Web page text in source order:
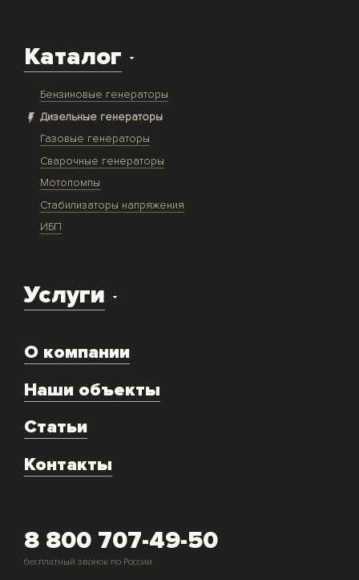
Каталог
Бензиновые генераторы
Дизельные генераторы
Газовые генераторы
Сварочные генераторы
Мотопомпы
Стабилизаторы напряжения
ИБП
Услуги
Экспертиза объекта
Техническое обслуживание
Аренда
Монтаж и подключение оборудования
Скупка генераторов
О компании
Наши объекты
Статьи
Контакты
8 800 707-49-50
бесплатный звонок по России